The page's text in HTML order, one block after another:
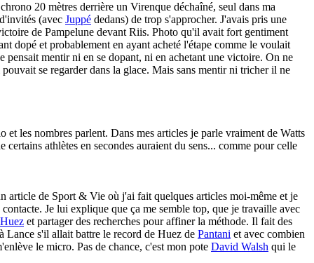
20 mètres derrière un Virenque déchaîné, seul dans ma
(avec Juppé dedans) de trop s'approcher. J'avais pris une
de Pampelune devant Riis. Photo qu'il avait fort gentiment
dopé et probablement en ayant acheté l'étape comme le voulait
mentir ni en se dopant, ni en achetant une victoire. On ne
se regarder dans la glace. Mais sans mentir ni tricher il ne
les nombres parlent. Dans mes articles je parle vraiment de Watts
athlètes en secondes auraient du sens... comme pour celle
article de Sport & Vie où j'ai fait quelques articles moi-même et je
Je lui explique que ça me semble top, que je travaille avec
Huez et partager des recherches pour affiner la méthode. Il fait des
Lance s'il allait battre le record de Huez de Pantani et avec combien
le micro. Pas de chance, c'est mon pote David Walsh qui le